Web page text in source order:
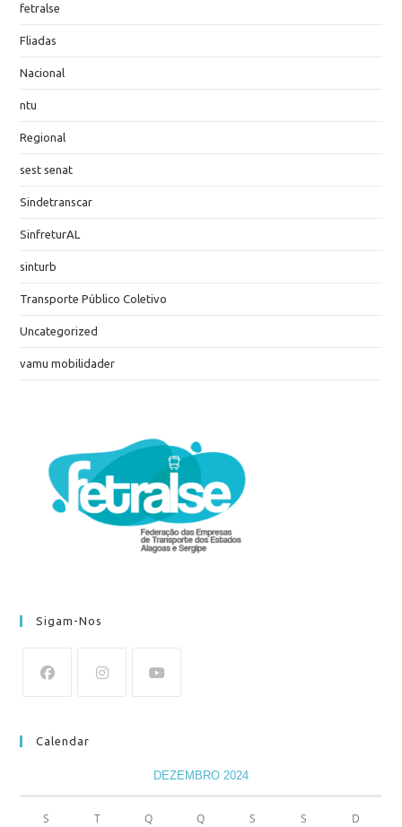
fetralse
Fliadas
Nacional
ntu
Regional
sest senat
Sindetranscar
SinfreturAL
sinturb
Transporte Público Coletivo
Uncategorized
vamu mobilidader
Sigam-Nos
Calendar
DEZEMBRO 2024
S T Q Q S S D